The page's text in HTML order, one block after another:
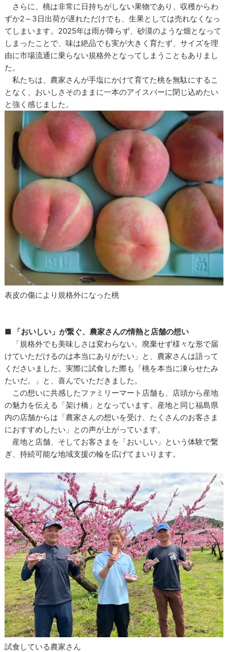
さらに、桃は非常に日持ちがしない果物であり、収穫からわ
ずか2～3日出荷が遅れただけでも、生果としては売れなくなっ
てしまいます。2025年は雨が降らず、砂漠のような畑となって
しまったことで、味は絶品でも実が大きく育たず、サイズを理
由に市場流通に乗らない規格外となってしまうこともありまし
た。
私たちは、農家さんが手塩にかけて育てた桃を無駄にするこ
となく、おいしさそのままに一本のアイスバーに閉じ込めたい
と強く感じました。
表皮の傷により規格外になった桃
■ 「おいしい」が繋ぐ、農家さんの情熱と店舗の想い
「規格外でも美味しさは変わらない。廃棄せず様々な形で届
けていただけるのは本当にありがたい」と、農家さんは語って
くださいました。実際に試食した際も「桃を本当に凍らせたみ
たいだ。」と、喜んでいただきました。
この想いに共感したファミリーマート店舗も、店頭から産地
の魅力を伝える「架け橋」となっています。産地と同じ福島県
内の店舗からは「農家さんの想いを受け、たくさんのお客さま
におすすめしたい」との声が上がっています。
産地と店舗、そしてお客さまを「おいしい」という体験で繋
ぎ、持続可能な地域支援の輪を広げてまいります。
試食している農家さん